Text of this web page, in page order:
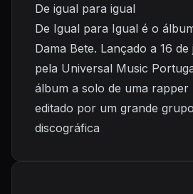
De igual para igual
De Igual para Igual é o
Dama Bete. Lançado a 16
pela Universal Music
álbum a solo de uma rapper
editado por um grande
discográfica